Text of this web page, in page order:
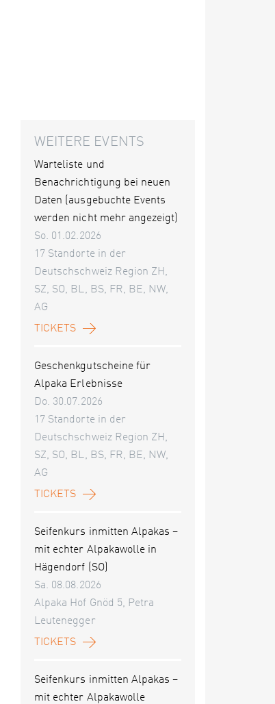
WEITERE EVENTS
Warteliste und
Benachrichtigung bei neuen
Daten (ausgebuchte Events
werden nicht mehr angezeigt)
So. 01.02.2026
17 Standorte in der
Deutschschweiz Region ZH,
SZ, SO, BL, BS, FR, BE, NW,
AG
TICKETS
Geschenkgutscheine für
Alpaka Erlebnisse
Do. 30.07.2026
17 Standorte in der
Deutschschweiz Region ZH,
SZ, SO, BL, BS, FR, BE, NW,
AG
TICKETS
Seifenkurs inmitten Alpakas –
mit echter Alpakawolle in
Hägendorf (SO)
Sa. 08.08.2026
Alpaka Hof Gnöd 5, Petra
Leutenegger
TICKETS
Seifenkurs inmitten Alpakas –
mit echter Alpakawolle